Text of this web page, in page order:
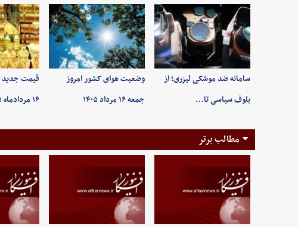
سامانه ضد موشکی لیزری؛ از
بلوف سیاسی تا…
وضعیت هوای کشور امروز
جمعه ۱۶ مرداد ۱۴۰۵
قیمت جدید
۱۶ مردادماه ۱۴۰۵/ …
مطالب برتر